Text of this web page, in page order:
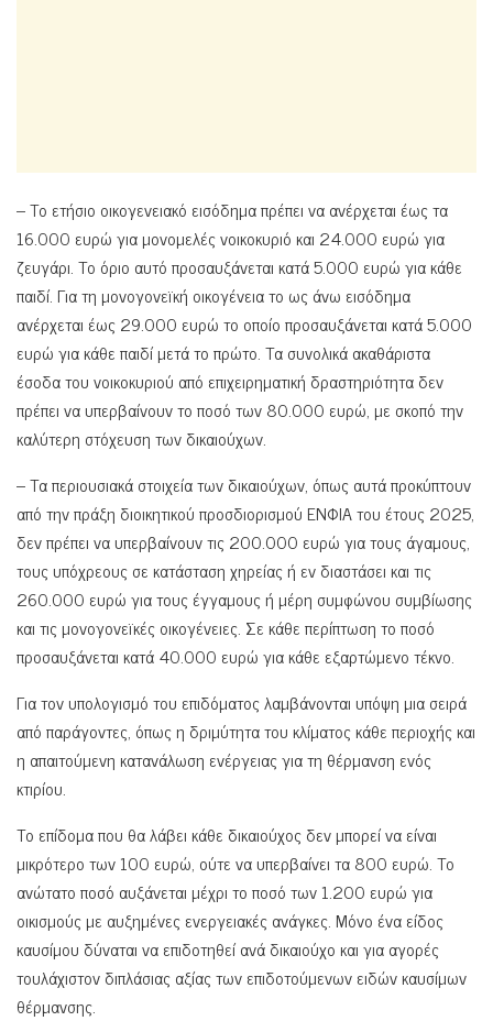
– Το ετήσιο οικογενειακό εισόδημα πρέπει να ανέρχεται έως τα
16.000 ευρώ για μονομελές νοικοκυριό και 24.000 ευρώ για
ζευγάρι. Το όριο αυτό προσαυξάνεται κατά 5.000 ευρώ για κάθε
παιδί. Για τη μονογονεϊκή οικογένεια το ως άνω εισόδημα
ανέρχεται έως 29.000 ευρώ το οποίο προσαυξάνεται κατά 5.000
ευρώ για κάθε παιδί μετά το πρώτο. Τα συνολικά ακαθάριστα
έσοδα του νοικοκυριού από επιχειρηματική δραστηριότητα δεν
πρέπει να υπερβαίνουν το ποσό των 80.000 ευρώ, με σκοπό την
καλύτερη στόχευση των δικαιούχων.
– Τα περιουσιακά στοιχεία των δικαιούχων, όπως αυτά προκύπτουν
από την πράξη διοικητικού προσδιορισμού ΕΝΦΙΑ του έτους 2025,
δεν πρέπει να υπερβαίνουν τις 200.000 ευρώ για τους άγαμους,
τους υπόχρεους σε κατάσταση χηρείας ή εν διαστάσει και τις
260.000 ευρώ για τους έγγαμους ή μέρη συμφώνου συμβίωσης
και τις μονογονεϊκές οικογένειες. Σε κάθε περίπτωση το ποσό
προσαυξάνεται κατά 40.000 ευρώ για κάθε εξαρτώμενο τέκνο.
Για τον υπολογισμό του επιδόματος λαμβάνονται υπόψη μια σειρά
από παράγοντες, όπως η δριμύτητα του κλίματος κάθε περιοχής και
η απαιτούμενη κατανάλωση ενέργειας για τη θέρμανση ενός
κτιρίου.
Το επίδομα που θα λάβει κάθε δικαιούχος δεν μπορεί να είναι
μικρότερο των 100 ευρώ, ούτε να υπερβαίνει τα 800 ευρώ. Το
ανώτατο ποσό αυξάνεται μέχρι το ποσό των 1.200 ευρώ για
οικισμούς με αυξημένες ενεργειακές ανάγκες. Μόνο ένα είδος
καυσίμου δύναται να επιδοτηθεί ανά δικαιούχο και για αγορές
τουλάχιστον διπλάσιας αξίας των επιδοτούμενων ειδών καυσίμων
θέρμανσης.